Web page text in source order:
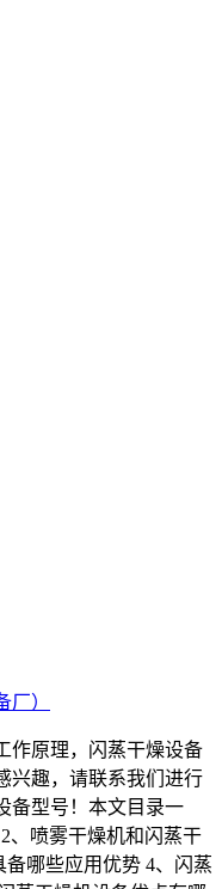
）
作原理，闪蒸干燥设备
兴趣，请联系我们进行
备型号！本文目录一
、喷雾干燥机和闪蒸干
哪些应用优势 4、闪蒸